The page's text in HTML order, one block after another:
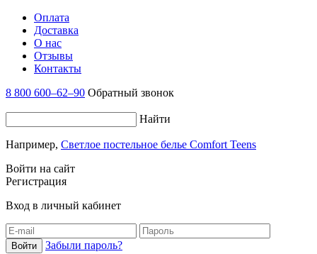
Оплата
Доставка
О нас
Отзывы
Контакты
8 800 600–62–90 Обратный звонок
Найти
Например, Светлое постельное белье Comfort Teens
Войти на сайт
Регистрация
Вход в личный кабинет
Забыли пароль?